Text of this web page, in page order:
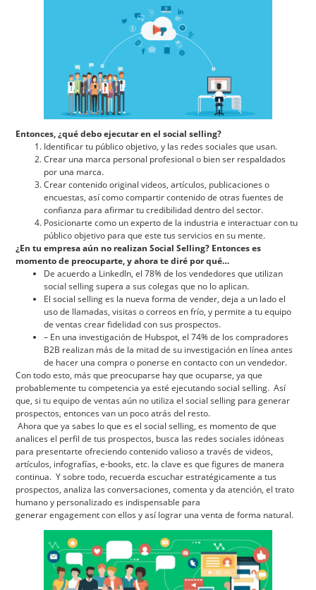
Entonces, ¿qué debo ejecutar en el social selling?
Identificar tu público objetivo, y las redes sociales que usan.
Crear una marca personal profesional o bien ser respaldados
por una marca.
Crear contenido original videos, artículos, publicaciones o
encuestas, así como compartir contenido de otras fuentes de
confianza para afirmar tu credibilidad dentro del sector.
Posicionarte como un experto de la industria e interactuar con tu
público objetivo para que este tus servicios en su mente.
¿En tu empresa aún no realizan Social Selling? Entonces es
momento de preocuparte, y ahora te diré por qué…
De acuerdo a LinkedIn, el 78% de los vendedores que utilizan
social selling supera a sus colegas que no lo aplican.
El social selling es la nueva forma de vender, deja a un lado el
uso de llamadas, visitas o correos en frío, y permite a tu equipo
de ventas crear fidelidad con sus prospectos.
– En una investigación de Hubspot, el 74% de los compradores
B2B realizan más de la mitad de su investigación en línea antes
de hacer una compra o ponerse en contacto con un vendedor.
Con todo esto, más que preocuparse hay que ocuparse, ya que
probablemente tu competencia ya esté ejecutando social selling. Así
que, si tu equipo de ventas aún no utiliza el social selling para generar
prospectos, entonces van un poco atrás del resto.
Ahora que ya sabes lo que es el social selling, es momento de que
analices el perfil de tus prospectos, busca las redes sociales idóneas
para presentarte ofreciendo contenido valioso a través de videos,
artículos, infografías, e-books, etc. la clave es que figures de manera
continua. Y sobre todo, recuerda escuchar estratégicamente a tus
prospectos, analiza las conversaciones, comenta y da atención, el trato
humano y personalizado es indispensable para
generar engagement con ellos y así lograr una venta de forma natural.